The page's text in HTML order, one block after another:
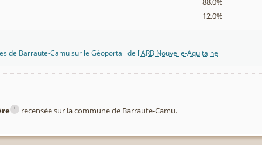
12,0%
de Barraute-Camu sur le Géoportail de l'ARB Nouvelle-Aquitaine
i recensée sur la commune de Barraute-Camu.